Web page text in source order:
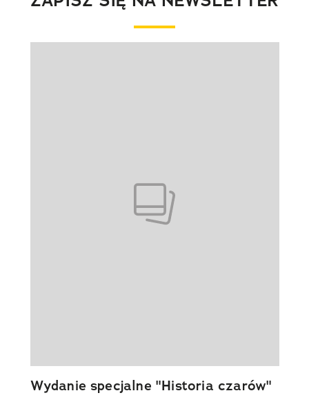
Wydanie specjalne "Historia czarów"